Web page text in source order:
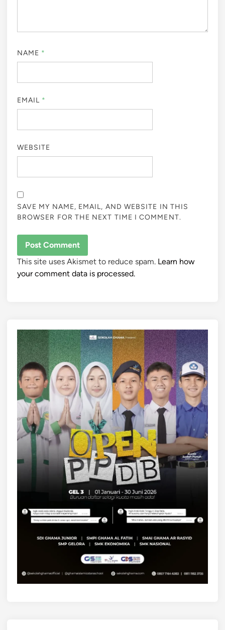
NAME *
EMAIL *
WEBSITE
SAVE MY NAME, EMAIL, AND WEBSITE IN THIS
BROWSER FOR THE NEXT TIME I COMMENT.
This site uses Akismet to reduce spam. Learn how
your comment data is processed.